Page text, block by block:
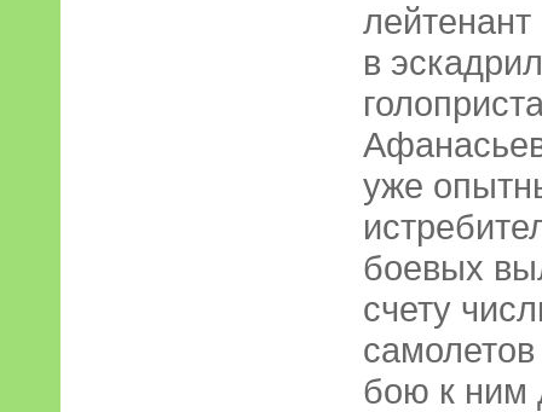
в
уже
боевых
счету
бою к ним